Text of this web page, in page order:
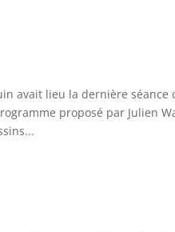
juin avait lieu la dernière
proposé par Julien